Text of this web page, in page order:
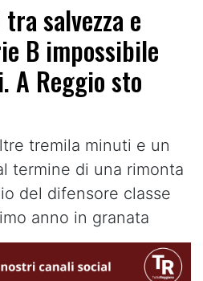
salvezza e
B impossibile
A Reggio sto
tremila minuti e un
termine di una rimonta
del difensore classe
anno in granata